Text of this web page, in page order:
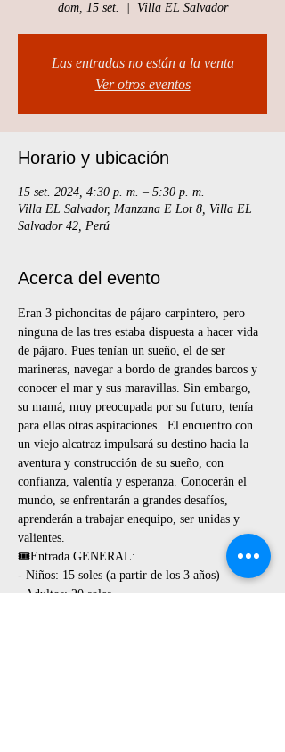
dom, 15 set. Villa EL Salvador
Las entradas no están a la venta
Ver otros eventos
Horario y ubicación
15 set. 2024, 4:30 p. m. – 5:30 p. m.
Villa EL Salvador, Manzana E Lot 8, Villa EL
Salvador 42, Perú
Acerca del evento
Eran 3 pichoncitas de pájaro carpintero, pero
ninguna de las tres estaba dispuesta a hacer vida
de pájaro. Pues tenían un sueño, el de ser
marineras, navegar a bordo de grandes barcos y
conocer el mar y sus maravillas. Sin embargo,
su mamá, muy preocupada por su futuro, tenía
para ellas otras aspiraciones.  El encuentro con
un viejo alcatraz impulsará su destino hacia la
aventura y construcción de su sueño, con
confianza, valentía y esperanza. Conocerán el
mundo, se enfrentarán a grandes desafíos,
aprenderán a trabajar enequipo, ser unidas y
valientes.
🎟️Entrada GENERAL:
- Niños: 15 soles (a partir de los 3 años)
- Adultos: 20 soles